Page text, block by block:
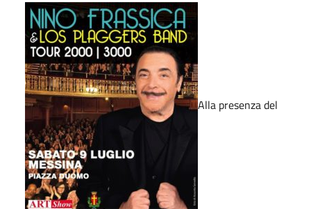
Alla presenza del